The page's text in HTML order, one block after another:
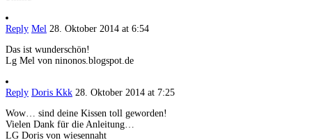
Reply Mel 28. Oktober 2014 at 6:54
Das ist wunderschön!
Lg Mel von ninonos.blogspot.de
Reply Doris Kkk 28. Oktober 2014 at 7:25
Wow… sind deine Kissen toll geworden!
Vielen Dank für die Anleitung…
LG Doris von wiesennaht